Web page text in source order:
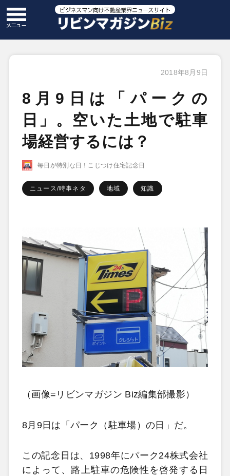
2018年8月9日
8月9日は「パークの
日」。空いた土地で駐車
場経営するには？
毎日が特別な日！こじつけ住宅記念日
ニュース/時事ネタ 地域 知識
（画像=リビンマガジン Biz編集部撮影）
8月9日は「パーク（駐車場）の日」だ。
この記念日は、1998年にパーク24株式会社
によって、路上駐車の危険性を啓発する日